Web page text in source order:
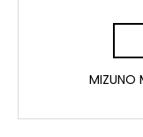
MIZUNO